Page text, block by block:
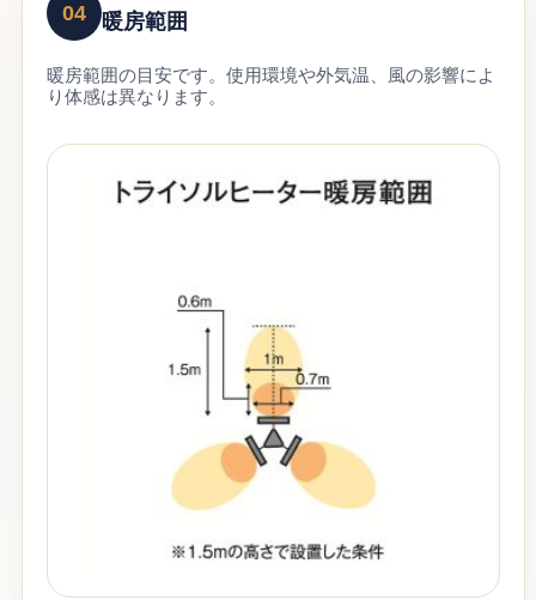
04 暖房範囲
暖房範囲の目安です。使用環境や外気温、風の影響によ
り体感は異なります。